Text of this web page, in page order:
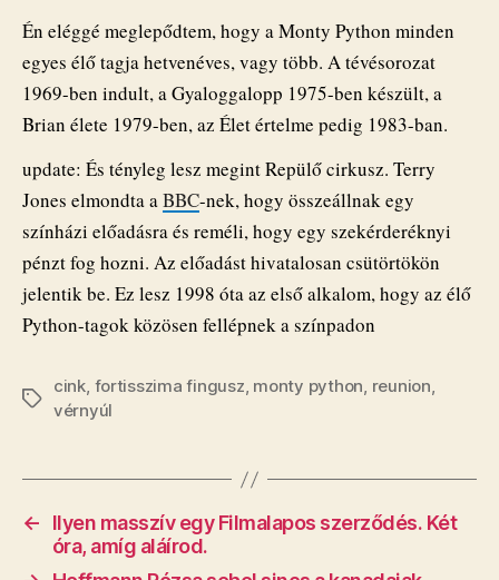
Én eléggé meglepődtem, hogy a Monty Python minden
egyes élő tagja hetvenéves, vagy több. A tévésorozat
1969-ben indult, a Gyaloggalopp 1975-ben készült, a
Brian élete 1979-ben, az Élet értelme pedig 1983-ban.
update: És tényleg lesz megint Repülő cirkusz. Terry
Jones elmondta aBBC-nek, hogy összeállnak egy
színházi előadásra és reméli, hogy egy szekérderéknyi
pénzt fog hozni. Az előadást hivatalosan csütörtökön
jelentik be. Ez lesz 1998 óta az első alkalom, hogy az élő
Python-tagok közösen fellépnek a színpadon
Címkék
cink, fortisszima fingusz, monty python, reunion,
vérnyúl
←
Ilyen masszív egy Filmalapos szerződés. Két
óra, amíg aláírod.